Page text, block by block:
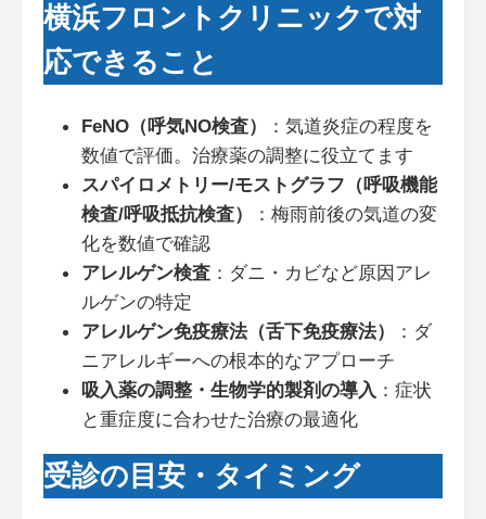
横浜フロントクリニックで対
応できること
FeNO（呼気NO検査）
：気道炎症の程度を
数値で評価。治療薬の調整に役立てます
スパイロメトリー/モストグラフ（呼吸機能
検査/呼吸抵抗検査）
：梅雨前後の気道の変
化を数値で確認
アレルゲン検査：ダニ・カビなど原因アレ
ルゲンの特定
アレルゲン免疫療法（舌下免疫療法）
：ダ
ニアレルギーへの根本的なアプローチ
吸入薬の調整・生物学的製剤の導入 ：症状
と重症度に合わせた治療の最適化
受診の目安・タイミング